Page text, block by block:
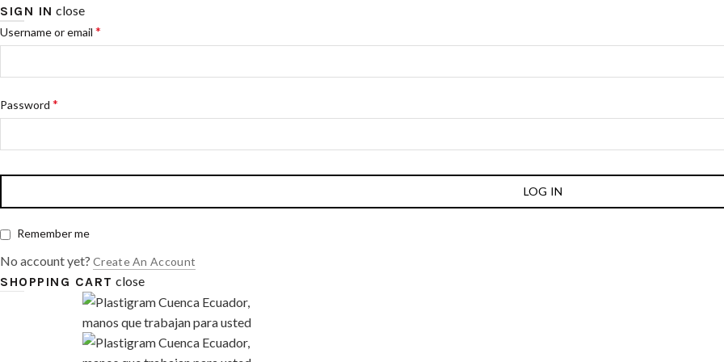
SIGN IN close
Username or email *
Password *
LOG IN
Remember me
No account yet? Create An Account
SHOPPING CART close